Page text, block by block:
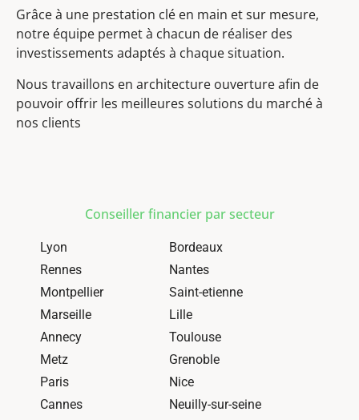
Grâce à une prestation clé en main et sur mesure,
notre équipe permet à chacun de réaliser des
investissements adaptés à chaque situation.
Nous travaillons en architecture ouverture afin de
pouvoir offrir les meilleures solutions du marché à
nos clients
Conseiller financier par secteur
Lyon
Bordeaux
Rennes
Nantes
Montpellier
Saint-etienne
Marseille
Lille
Annecy
Toulouse
Metz
Grenoble
Paris
Nice
Cannes
Neuilly-sur-seine